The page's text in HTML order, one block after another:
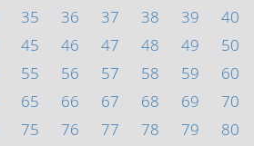
35 36 37 38 39
40
45 46 47 48 49
50
55 56 57 58 59
60
65 66 67 68 69
70
75 76 77 78 79
80